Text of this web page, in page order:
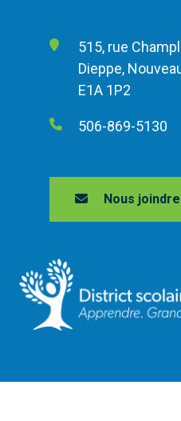
515, rue
Dieppe,
E1A 1P2
506-869-5130
Nous